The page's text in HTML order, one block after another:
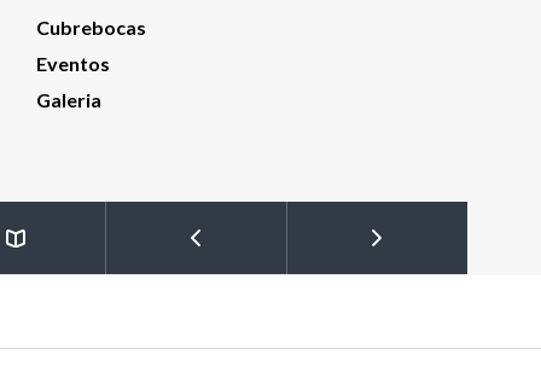
Cubrebocas
Eventos
Galeria